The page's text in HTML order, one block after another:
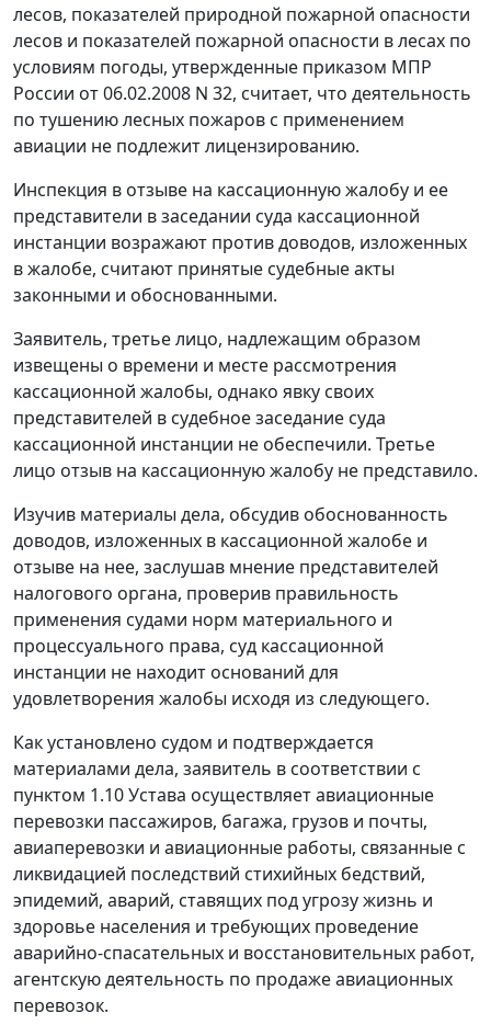
лесов, показателей природной пожарной опасности
лесов и показателей пожарной опасности в лесах по
условиям погоды, утвержденные приказом МПР
России от 06.02.2008 N 32, считает, что деятельность
по тушению лесных пожаров с применением
авиации не подлежит лицензированию.
Инспекция в отзыве на кассационную жалобу и ее
представители в заседании суда кассационной
инстанции возражают против доводов, изложенных
в жалобе, считают принятые судебные акты
законными и обоснованными.
Заявитель, третье лицо, надлежащим образом
извещены о времени и месте рассмотрения
кассационной жалобы, однако явку своих
представителей в судебное заседание суда
кассационной инстанции не обеспечили. Третье
лицо отзыв на кассационную жалобу не представило.
Изучив материалы дела, обсудив обоснованность
доводов, изложенных в кассационной жалобе и
отзыве на нее, заслушав мнение представителей
налогового органа, проверив правильность
применения судами норм материального и
процессуального права, суд кассационной
инстанции не находит оснований для
удовлетворения жалобы исходя из следующего.
Как установлено судом и подтверждается
материалами дела, заявитель в соответствии с
пунктом 1.10 Устава осуществляет авиационные
перевозки пассажиров, багажа, грузов и почты,
авиаперевозки и авиационные работы, связанные с
ликвидацией последствий стихийных бедствий,
эпидемий, аварий, ставящих под угрозу жизнь и
здоровье населения и требующих проведение
аварийно-спасательных и восстановительных работ,
агентскую деятельность по продаже авиационных
перевозок.